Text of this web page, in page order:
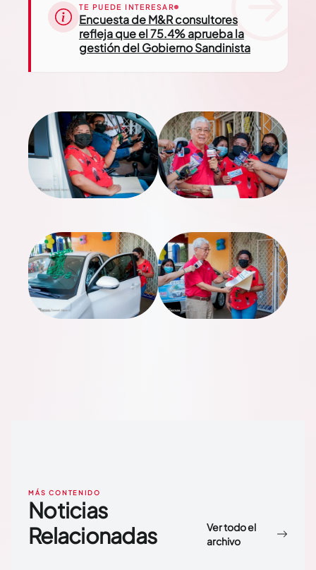
TE PUEDE INTERESAR
Encuesta de M&R consultores
refleja que el 75.4% aprueba la
gestión del Gobierno Sandinista
MÁS CONTENIDO
Noticias
Relacionadas
Ver todo el
archivo